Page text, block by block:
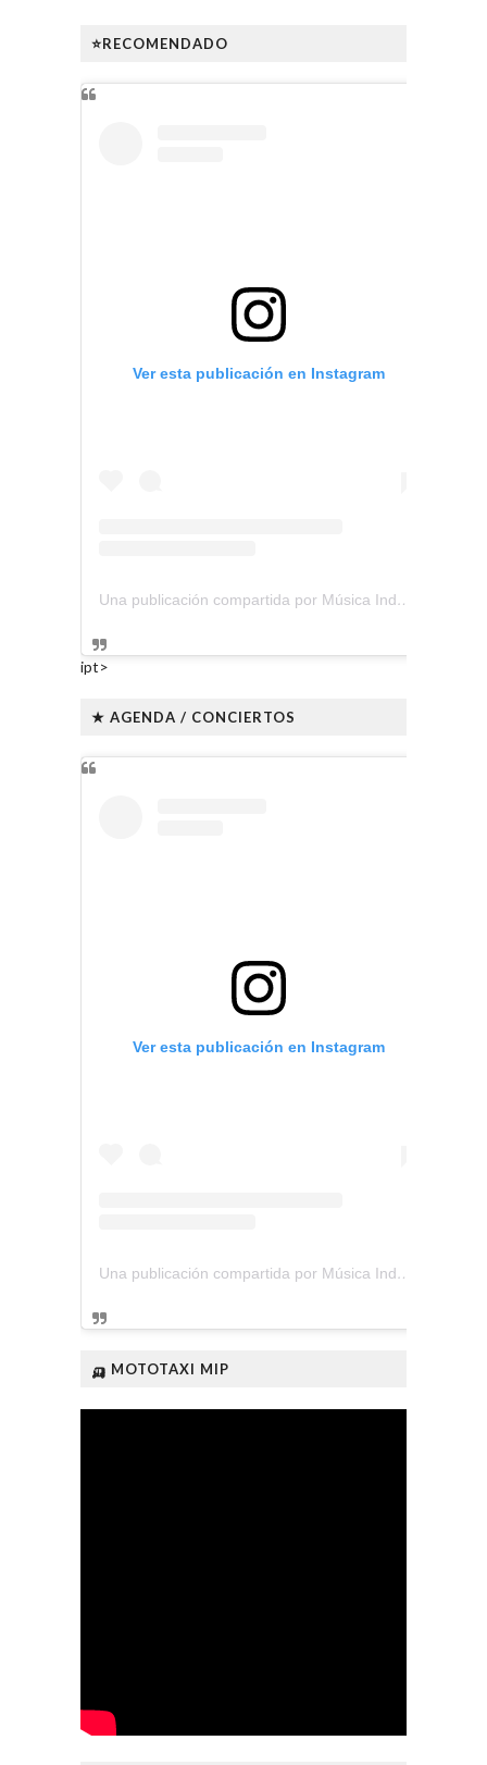
⭐RECOMENDADO
Ver esta publicación en Instagram
Una publicación compartida por Música Independiente Perú 🇵🇪 (@musica.independiente.peru)
ipt>
★ AGENDA / CONCIERTOS
Ver esta publicación en Instagram
Una publicación compartida por Música Independiente Perú 🇵🇪 (@musica.independiente.peru)
🛺 MOTOTAXI MIP